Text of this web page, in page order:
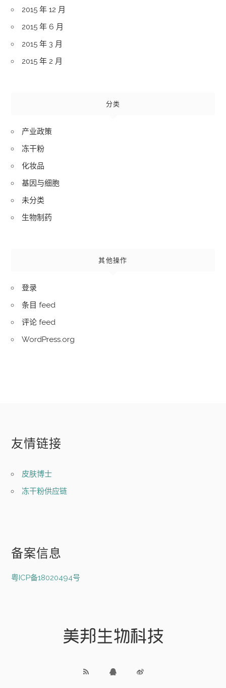
2015 年 12 月
2015 年 6 月
2015 年 3 月
2015 年 2 月
分类
产业政策
冻干粉
化妆品
基因与细胞
未分类
生物制药
其他操作
登录
条目 feed
评论 feed
WordPress.org
友情链接
皮肤博士
冻干粉供应链
备案信息
粤ICP备18020494号